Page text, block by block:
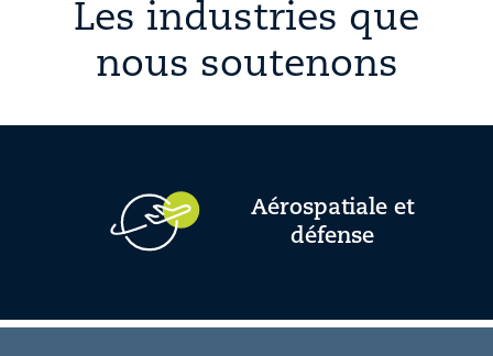
Les industries que
nous soutenons
Aérospatiale et
défense